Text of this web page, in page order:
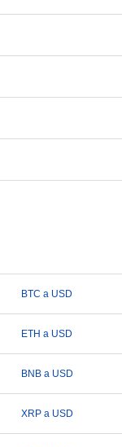
BTC a USD
ETH a USD
BNB a USD
XRP a USD